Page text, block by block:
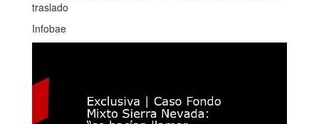
traslado
Infobae